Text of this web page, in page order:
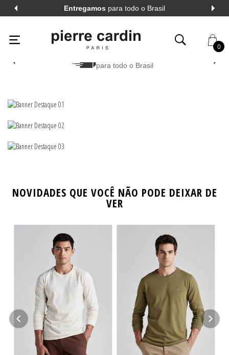
Entregamos para todo o Brasil
0
LONGA
para todo o Brasil
NOVIDADES QUE VOCÊ NÃO PODE DEIXAR DE
VER